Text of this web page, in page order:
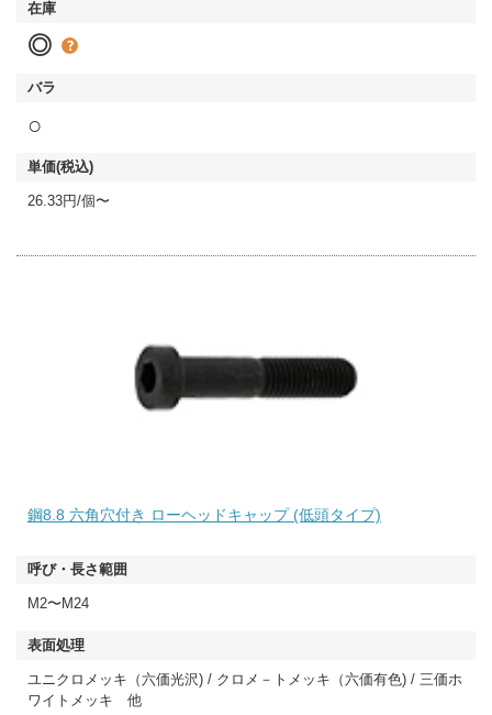
◎
○
26.33円/個〜
鋼8.8 六角穴付き ローヘッドキャップ (低頭タイプ)
M2〜M24
ユニクロメッキ（六価光沢) / クロメ－トメッキ（六価有色) / 三価ホ
ワイトメッキ 他